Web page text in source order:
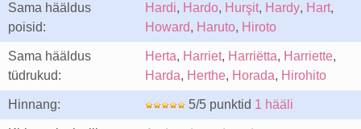
Sama hääldus
poisid:
Hardi, Hardo, Hurşit, Hardy, Hart,
Howard, Haruto, Hiroto
Sama hääldus
tüdrukud:
Herta, Harriet, Harriëtta, Harriette,
Harda, Herthe, Horada, Hirohito
Hinnang: 5/5 punktid 1 hääli